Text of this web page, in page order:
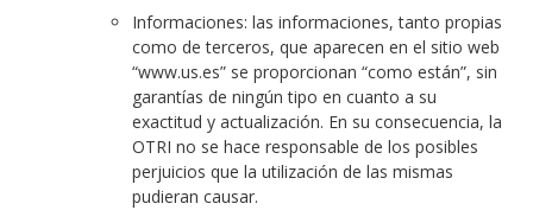
Informaciones: las informaciones, tanto propias
como de terceros, que aparecen en el sitio web
“www.us.es” se proporcionan “como están”, sin
garantías de ningún tipo en cuanto a su
exactitud y actualización. En su consecuencia, la
OTRI no se hace responsable de los posibles
perjuicios que la utilización de las mismas
pudieran causar.